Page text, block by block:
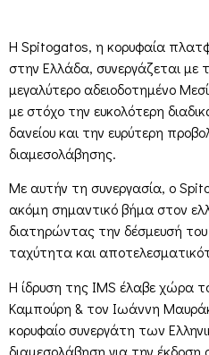
Η Spitogatos, η κορυφαία
στην Ελλάδα, συνεργάζεται με
μεγαλύτερο αδειοδοτημένο
με στόχο την ευκολότερη
δανείου και την ευρύτερη
διαμεσολάβησης.
Με αυτήν τη συνεργασία, ο
ακόμη σημαντικό βήμα στον
διατηρώντας την δέσμευσή του
ταχύτητα και
Η ίδρυση της IMS έλαβε χώρα
Καμπούρη & τον Ιωάννη
κορυφαίο συνεργάτη των
διαμεσολάβηση για την